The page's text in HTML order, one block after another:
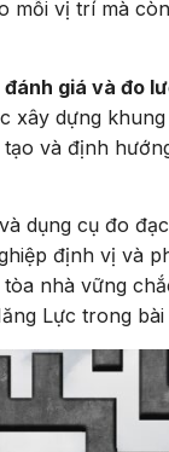
mỗi vị trí mà
đánh giá và đo
xây dựng
và định
dụng cụ đo
định vị và
nhà vững
Lực trong